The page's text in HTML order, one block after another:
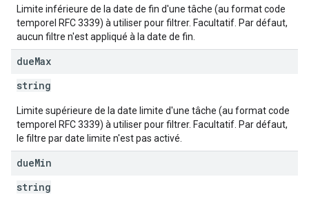
Limite inférieure de la date de fin d'une tâche (au format code
temporel RFC 3339) à utiliser pour filtrer. Facultatif. Par défaut,
aucun filtre n'est appliqué à la date de fin.
dueMax
string
Limite supérieure de la date limite d'une tâche (au format code
temporel RFC 3339) à utiliser pour filtrer. Facultatif. Par défaut,
le filtre par date limite n'est pas activé.
dueMin
string